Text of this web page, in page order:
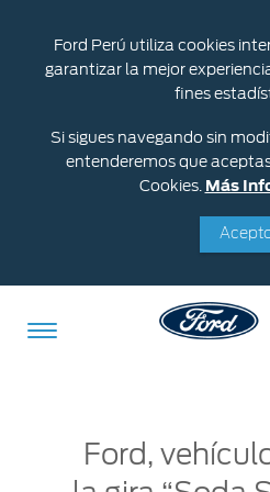
Ford Perú utiliza cookies
garantizar la mejor
fines
Si sigues navegando sin
entenderemos que
Cookies. Más
Ford,